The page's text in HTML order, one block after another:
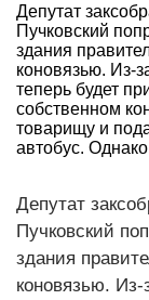
Депутат
Пучковский
здания
коновязью. Из-
теперь будет
собственном
товарищу и
автобус.
Депутат
Пучковский
здания
коновязью.